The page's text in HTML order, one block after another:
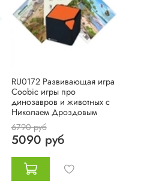
RU0172 Развивающая игра
Coobic игры про
динозавров и животных с
Николаем Дроздовым
6790 руб
5090 руб